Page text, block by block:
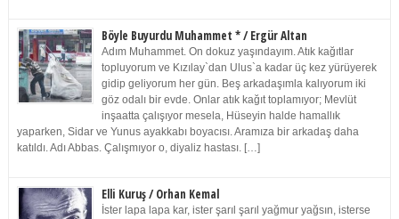
Böyle Buyurdu Muhammet * / Ergür Altan
Adım Muhammet. On dokuz yaşındayım. Atık kağıtlar
topluyorum ve Kızılay`dan Ulus`a kadar üç kez yürüyerek
gidip geliyorum her gün. Beş arkadaşımla kalıyorum iki
göz odalı bir evde. Onlar atık kağıt toplamıyor; Mevlüt
inşaatta çalışıyor mesela, Hüseyin halde hamallık
yaparken, Sidar ve Yunus ayakkabı boyacısı. Aramıza bir arkadaş daha
katıldı. Adı Abbas. Çalışmıyor o, diyaliz hastası. […]
Elli Kuruş / Orhan Kemal
İster lapa lapa kar, ister şarıl şarıl yağmur yağsın, isterse